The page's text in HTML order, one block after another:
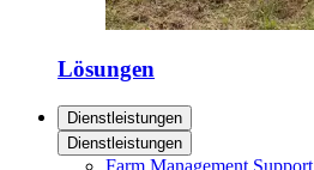
Lösungen
Dienstleistungen
Dienstleistungen